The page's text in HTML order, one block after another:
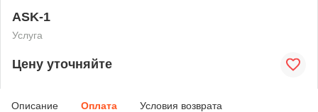
ASK-1
Услуга
Цену уточняйте
Описание Оплата Условия возврата